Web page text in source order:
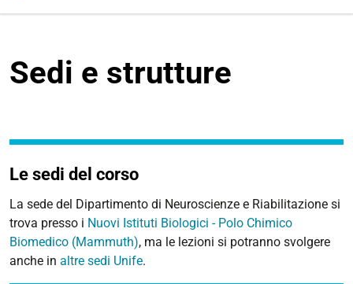
Sedi e strutture
Le sedi del corso
La sede del Dipartimento di Neuroscienze e Riabilitazione si
trova presso i Nuovi Istituti Biologici - Polo Chimico
Biomedico (Mammuth), ma le lezioni si potranno svolgere
anche in altre sedi Unife.